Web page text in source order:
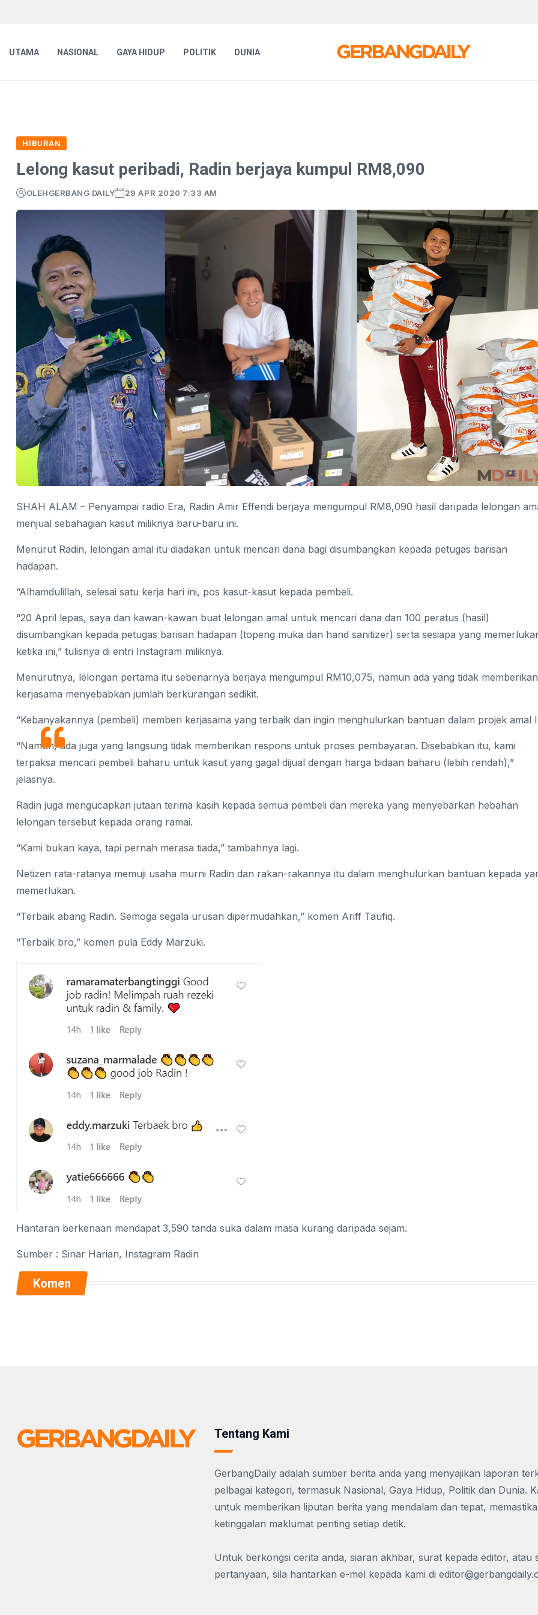
UTAMA NASIONAL GAYA HIDUP POLITIK DUNIA
HIBURAN
Lelong kasut peribadi, Radin berjaya kumpul RM8,090
OLEHGERBANG DAILY 29 APR 2020 7:33 AM
SHAH ALAM – Penyampai radio Era, Radin Amir Effendi berjaya mengumpul RM8,090 hasil daripada lelongan
menjual sebahagian kasut miliknya baru-baru ini.
Menurut Radin, lelongan amal itu diadakan untuk mencari dana bagi disumbangkan kepada petugas barisan
hadapan.
“Alhamdulillah, selesai satu kerja hari ini, pos kasut-kasut kepada pembeli.
“20 April lepas, saya dan kawan-kawan buat lelongan amal untuk mencari dana dan 100 peratus (hasil)
disumbangkan kepada petugas barisan hadapan (topeng muka dan hand sanitizer) serta sesiapa yang
ketika ini,” tulisnya di entri Instagram miliknya.
Menurutnya, lelongan pertama itu sebenarnya berjaya mengumpul RM10,075, namun ada yang tidak memberikan
kerjasama menyebabkan jumlah berkurangan sedikit.
“Kebanyakannya (pembeli) memberi kerjasama yang terbaik dan ingin menghulurkan bantuan dalam projek amal
“Namun, ada juga yang langsung tidak memberikan respons untuk proses pembayaran. Disebabkan itu, kami
terpaksa mencari pembeli baharu untuk kasut yang gagal dijual dengan harga bidaan baharu (lebih rendah),”
jelasnya.
Radin juga mengucapkan jutaan terima kasih kepada semua pembeli dan mereka yang menyebarkan hebahan
lelongan tersebut kepada orang ramai.
“Kami bukan kaya, tapi pernah merasa tiada,” tambahnya lagi.
Netizen rata-ratanya memuji usaha murni Radin dan rakan-rakannya itu dalam menghulurkan bantuan kepada
memerlukan.
“Terbaik abang Radin. Semoga segala urusan dipermudahkan,” komen Ariff Taufiq.
“Terbaik bro,” komen pula Eddy Marzuki.
Hantaran berkenaan mendapat 3,590 tanda suka dalam masa kurang daripada sejam.
Sumber : Sinar Harian, Instagram Radin
Komen
Tentang Kami
GerbangDaily adalah sumber berita anda yang menyajikan laporan
pelbagai kategori, termasuk Nasional, Gaya Hidup, Politik dan Dunia.
untuk memberikan liputan berita yang mendalam dan tepat,
ketinggalan maklumat penting setiap detik.
Untuk berkongsi cerita anda, siaran akhbar, surat kepada editor, atau
pertanyaan, sila hantarkan e-mel kepada kami di